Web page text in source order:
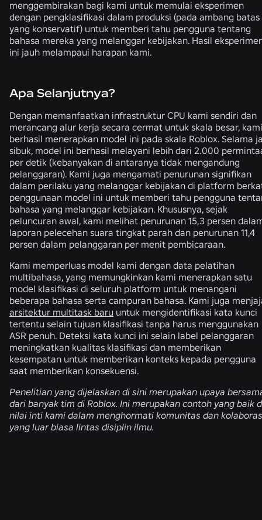
menggembirakan bagi kami untuk memulai eksperimen
dengan pengklasifikasi dalam produksi (pada ambang batas
yang konservatif) untuk memberi tahu pengguna tentang
bahasa mereka yang melanggar kebijakan. Hasil
ini jauh melampaui harapan kami.
Apa Selanjutnya?
Dengan memanfaatkan infrastruktur CPU kami sendiri dan
merancang alur kerja secara cermat untuk skala besar, kami
berhasil menerapkan model ini pada skala Roblox. Selama
sibuk, model ini berhasil melayani lebih dari 2.000
per detik (kebanyakan di antaranya tidak mengandung
pelanggaran). Kami juga mengamati penurunan signifikan
dalam perilaku yang melanggar kebijakan di platform
penggunaan model ini untuk memberi tahu pengguna
bahasa yang melanggar kebijakan. Khususnya, sejak
peluncuran awal, kami melihat penurunan 15,3 persen
laporan pelecehan suara tingkat parah dan penurunan 11,4
persen dalam pelanggaran per menit pembicaraan.
Kami memperluas model kami dengan data pelatihan
multibahasa, yang memungkinkan kami menerapkan satu
model klasifikasi di seluruh platform untuk menangani
beberapa bahasa serta campuran bahasa. Kami juga
arsitektur multitask baru untuk mengidentifikasi kata kunci
tertentu selain tujuan klasifikasi tanpa harus menggunakan
ASR penuh. Deteksi kata kunci ini selain label pelanggaran
meningkatkan kualitas klasifikasi dan memberikan
kesempatan untuk memberikan konteks kepada pengguna
saat memberikan konsekuensi.
Penelitian yang dijelaskan di sini merupakan upaya
dari banyak tim di Roblox. Ini merupakan contoh yang baik
nilai inti kami dalam menghormati komunitas dan
yang luar biasa lintas disiplin ilmu.